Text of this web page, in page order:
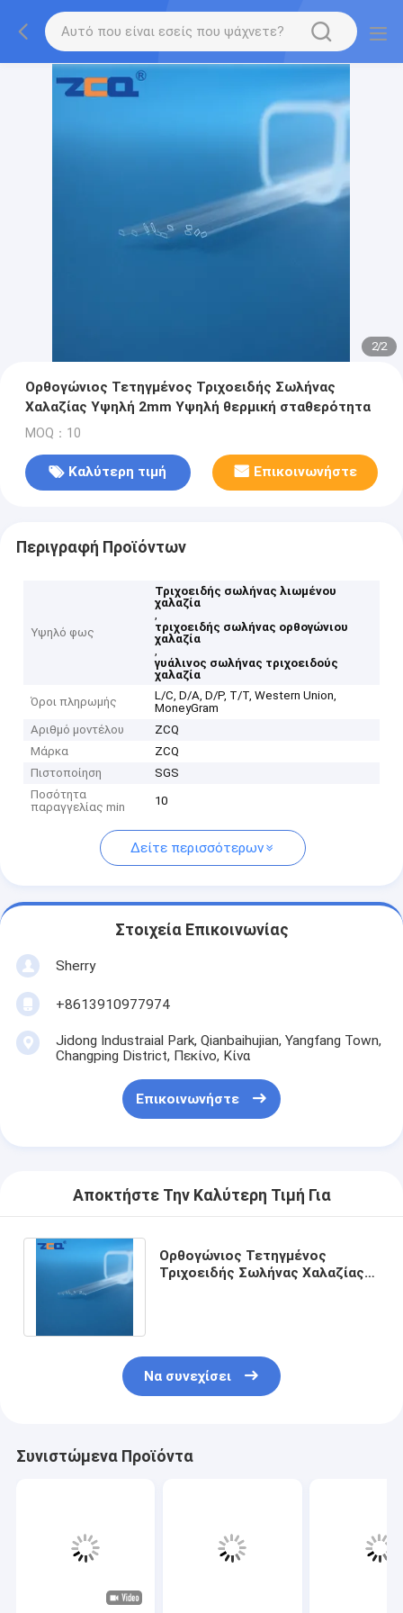
2/2
Ορθογώνιος Τετηγμένος Τριχοειδής Σωλήνας
Χαλαζίας Υψηλή 2mm Υψηλή θερμική σταθερότητα
MOQ：10
Καλύτερη τιμή Επικοινωνήστε
Περιγραφή Προϊόντων
Υψηλό φως
Τριχοειδής σωλήνας λιωμένου
χαλαζία
,
τριχοειδής σωλήνας ορθογώνιου
χαλαζία
,
γυάλινος σωλήνας τριχοειδούς
χαλαζία
Όροι πληρωμής
L/C, D/A, D/P, T/T, Western Union,
MoneyGram
Αριθμό μοντέλου
ZCQ
Μάρκα
ZCQ
Πιστοποίηση
SGS
Ποσότητα
παραγγελίας min
10
Δείτε περισσότερων
Στοιχεία Επικοινωνίας
Sherry
+8613910977974
Jidong Industraial Park, Qianbaihujian, Yangfang Town,
Changping District, Πεκίνο, Κίνα
Επικοινωνήστε
Αποκτήστε Την Καλύτερη Τιμή Για
Ορθογώνιος Τετηγμένος
Τριχοειδής Σωλήνας Χαλαζίας
Να συνεχίσει
Συνιστώμενα Προϊόντα